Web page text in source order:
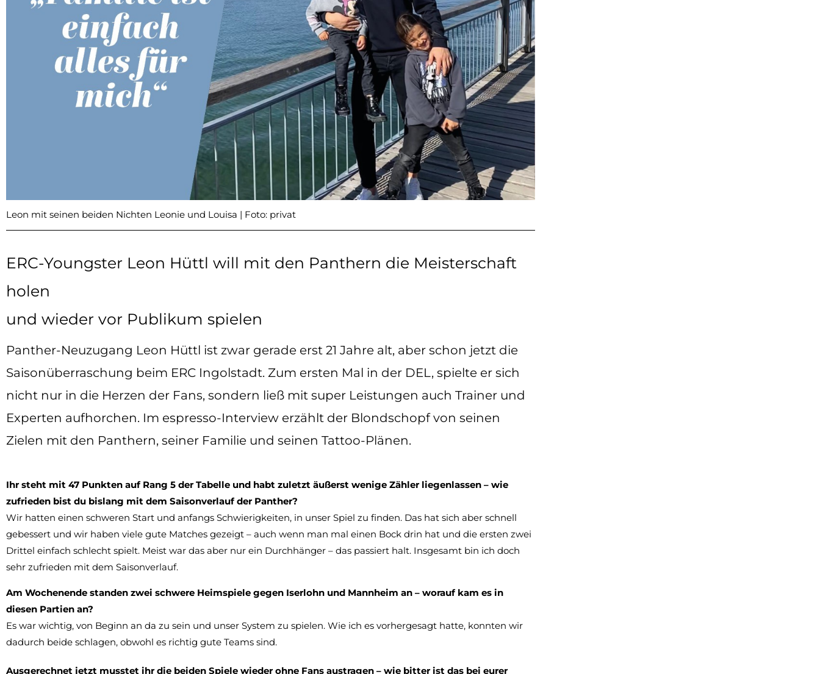
Leon mit seinen beiden Nichten Leonie und Louisa | Foto: privat
ERC-Youngster Leon Hüttl will mit den Panthern die Meisterschaft
holen
und wieder vor Publikum spielen
Panther-Neuzugang Leon Hüttl ist zwar gerade erst 21 Jahre alt, aber schon jetzt die
Saisonüberraschung beim ERC Ingolstadt. Zum ersten Mal in der DEL, spielte er sich
nicht nur in die Herzen der Fans, sondern ließ mit super Leistungen auch Trainer und
Experten aufhorchen. Im espresso-Interview erzählt der Blondschopf von seinen
Zielen mit den Panthern, seiner Familie und seinen Tattoo-Plänen.
Ihr steht mit 47 Punkten auf Rang 5 der Tabelle und habt zuletzt äußerst wenige Zähler liegenlassen – wie
zufrieden bist du bislang mit dem Saisonverlauf der Panther?
Wir hatten einen schweren Start und anfangs Schwierigkeiten, in unser Spiel zu finden. Das hat sich aber schnell
gebessert und wir haben viele gute Matches gezeigt – auch wenn man mal einen Bock drin hat und die ersten zwei
Drittel einfach schlecht spielt. Meist war das aber nur ein Durchhänger – das passiert halt. Insgesamt bin ich doch
sehr zufrieden mit dem Saisonverlauf.
Am Wochenende standen zwei schwere Heimspiele gegen Iserlohn und Mannheim an – worauf kam es in
diesen Partien an?
Es war wichtig, von Beginn an da zu sein und unser System zu spielen. Wie ich es vorhergesagt hatte, konnten wir
dadurch beide schlagen, obwohl es richtig gute Teams sind.
Ausgerechnet jetzt musstet ihr die beiden Spiele wieder ohne Fans austragen – wie bitter ist das bei eurer